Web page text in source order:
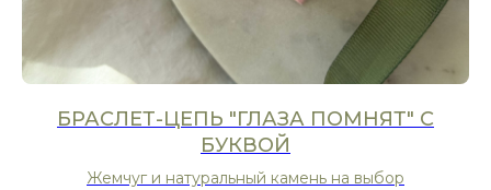
БРАСЛЕТ-ЦЕПЬ "ГЛАЗА ПОМНЯТ" С
БУКВОЙ
Жемчуг и натуральный камень на выбор